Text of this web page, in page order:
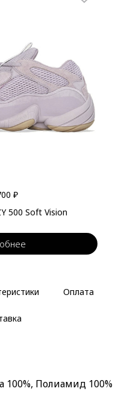
₽
500 Soft Vision
Оплата
Полиамид 100%